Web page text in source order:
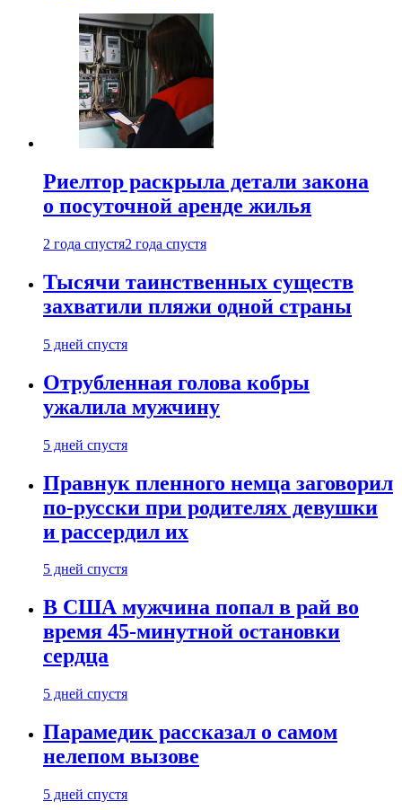
Риелтор раскрыла детали закона
о посуточной аренде жилья
2 года спустя2 года спустя
Тысячи таинственных существ
захватили пляжи одной страны
5 дней спустя
Отрубленная голова кобры
ужалила мужчину
5 дней спустя
Правнук пленного немца заговорил
по-русски при родителях девушки
и рассердил их
5 дней спустя
В США мужчина попал в рай во
время 45-минутной остановки
сердца
5 дней спустя
Парамедик рассказал о самом
нелепом вызове
5 дней спустя